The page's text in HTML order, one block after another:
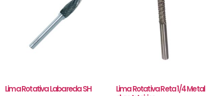
Lima Rotativa Labareda SH
Lima Rotativa Reta 1/4 Metal